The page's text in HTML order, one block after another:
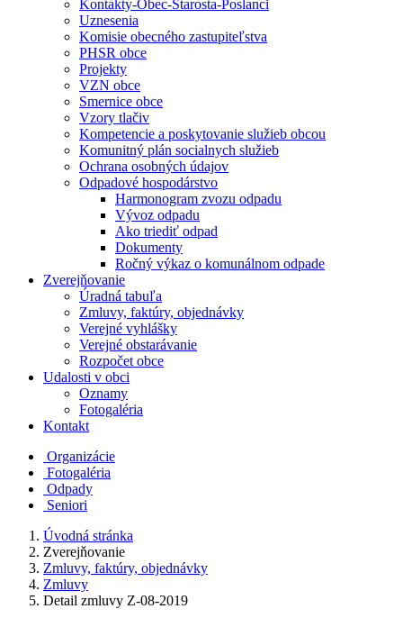
Kontakty-Obec-Starosta-Poslanci
Uznesenia
Komisie obecného zastupiteľstva
PHSR obce
Projekty
VZN obce
Smernice obce
Vzory tlačiv
Kompetencie a poskytovanie služieb obcou
Komunitný plán socialnych služieb
Ochrana osobných údajov
Odpadové hospodárstvo
Harmonogram zvozu odpadu
Vývoz odpadu
Ako triediť odpad
Dokumenty
Ročný výkaz o komunálnom odpade
Zverejňovanie
Úradná tabuľa
Zmluvy, faktúry, objednávky
Verejné vyhlášky
Verejné obstarávanie
Rozpočet obce
Udalosti v obci
Oznamy
Fotogaléria
Kontakt
Organizácie
Fotogaléria
Odpady
Seniori
Úvodná stránka
Zverejňovanie
Zmluvy, faktúry, objednávky
Zmluvy
Detail zmluvy Z-08-2019